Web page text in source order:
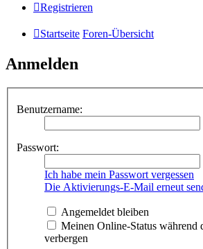
Registrieren
Startseite Foren-Übersicht
Anmelden
Benutzername:
Passwort:
Ich habe mein Passwort vergessen
Die Aktivierungs-E-Mail erneut
Angemeldet bleiben
Meinen Online-Status während
verbergen